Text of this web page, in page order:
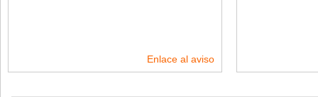
Enlace al aviso